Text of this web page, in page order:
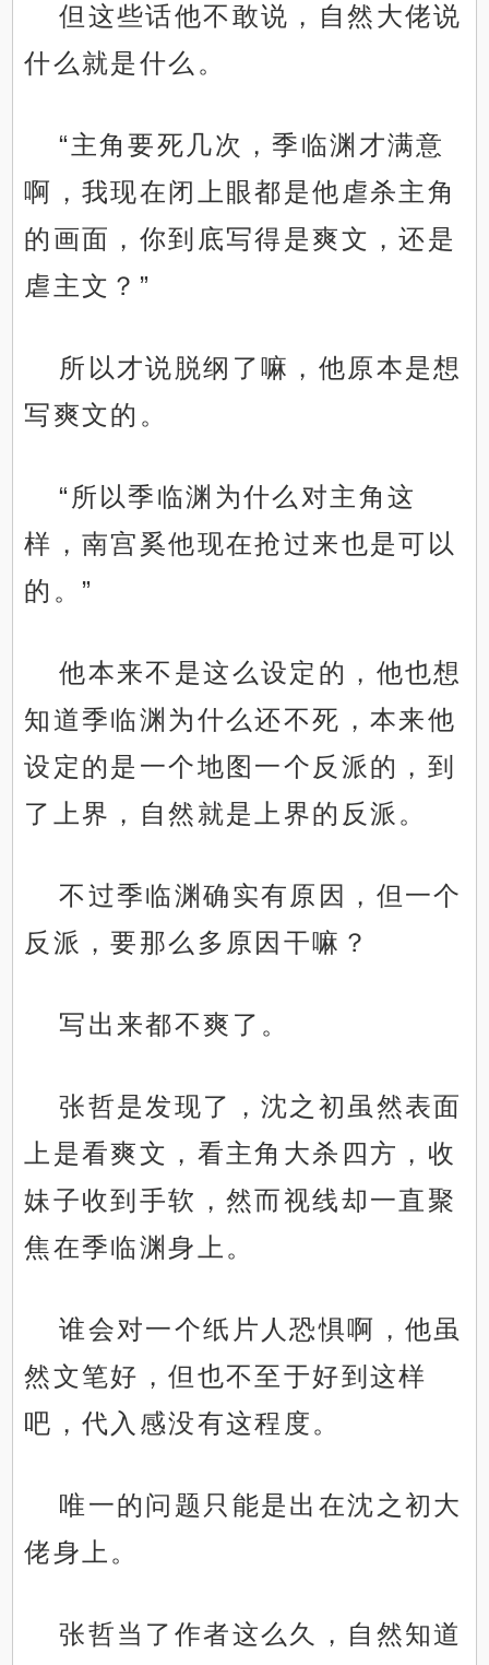
但这些话他不敢说，自然大佬说
什么就是什么。
“主角要死几次，季临渊才满意
啊，我现在闭上眼都是他虐杀主角
的画面，你到底写得是爽文，还是
虐主文？”
所以才说脱纲了嘛，他原本是想
写爽文的。
“所以季临渊为什么对主角这
样，南宫奚他现在抢过来也是可以
的。”
他本来不是这么设定的，他也想
知道季临渊为什么还不死，本来他
设定的是一个地图一个反派的，到
了上界，自然就是上界的反派。
不过季临渊确实有原因，但一个
反派，要那么多原因干嘛？
写出来都不爽了。
张哲是发现了，沈之初虽然表面
上是看爽文，看主角大杀四方，收
妹子收到手软，然而视线却一直聚
焦在季临渊身上。
谁会对一个纸片人恐惧啊，他虽
然文笔好，但也不至于好到这样
吧，代入感没有这程度。
唯一的问题只能是出在沈之初大
佬身上。
张哲当了作者这么久，自然知道